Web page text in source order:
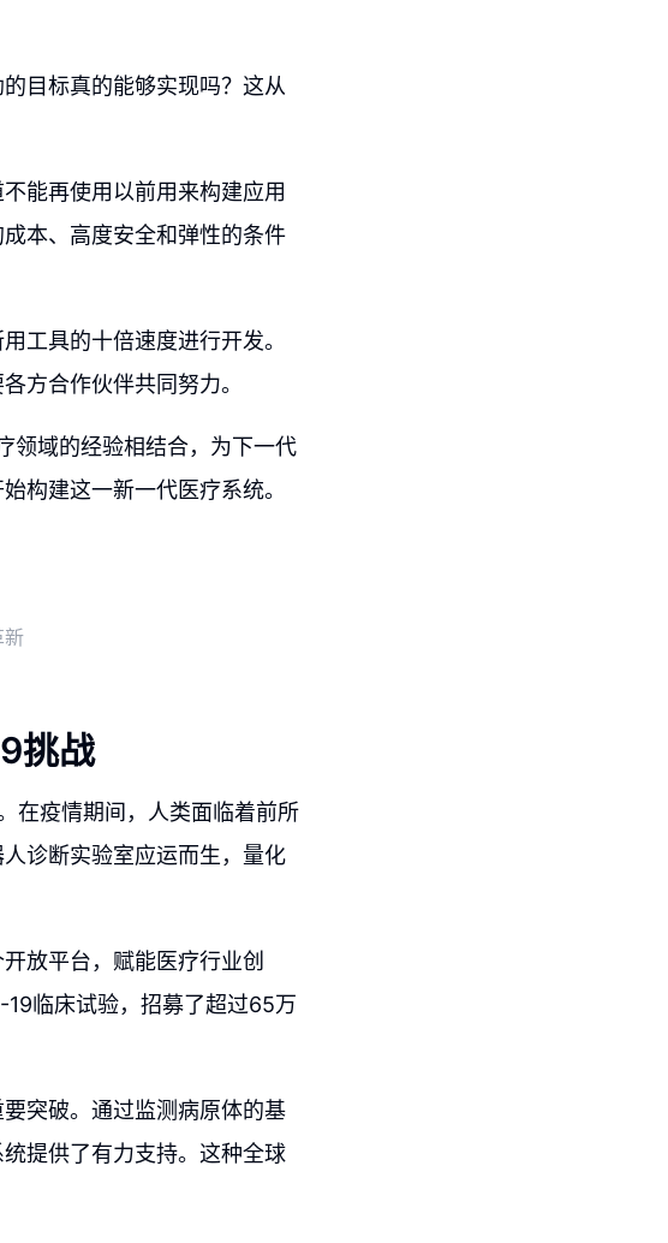
目标真的能够实现吗？这从
能再使用以前用来构建应用
本、高度安全和弹性的条件
工具的十倍速度进行开发。
方合作伙伴共同努力。
领域的经验相结合，为下一代
构建这一新一代医疗系统。
新
挑战
在疫情期间，人类面临着前所
诊断实验室应运而生，量化
放平台，赋能医疗行业创
临床试验，招募了超过65万
突破。通过监测病原体的基
提供了有力支持。这种全球